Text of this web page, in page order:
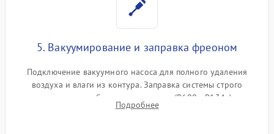
5. Вакуумирование и заправка фреоном
Подключение вакуумного насоса для полного удаления
воздуха и влаги из контура. Заправка системы строго
дозированным объемом хладагента (R600a, R134a) по
электронным весам. Контроль рабочего давления в системе.
Подробнее